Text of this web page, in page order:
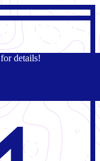
for details!